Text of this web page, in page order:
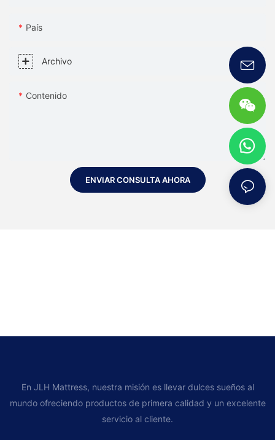
País
Archivo
Contenido
ENVIAR CONSULTA AHORA
En JLH Mattress, nuestra misión es llevar dulces sueños al
mundo ofreciendo productos de primera calidad y un excelente
servicio al cliente.